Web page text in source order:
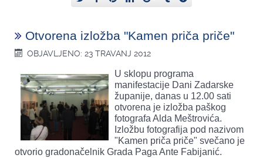
Otvorena izložba "Kamen priča priče"
OBJAVLJENO: 23 TRAVANJ 2012
U sklopu programa
manifestacije Dani Zadarske
županije, danas u 12.00 sati
otvorena je izložba paškog
fotografa Alda Meštrovića.
Izložbu fotografija pod nazivom
"Kamen priča priče" svečano je
otvorio gradonačelnik Grada Paga Ante Fabijanić.